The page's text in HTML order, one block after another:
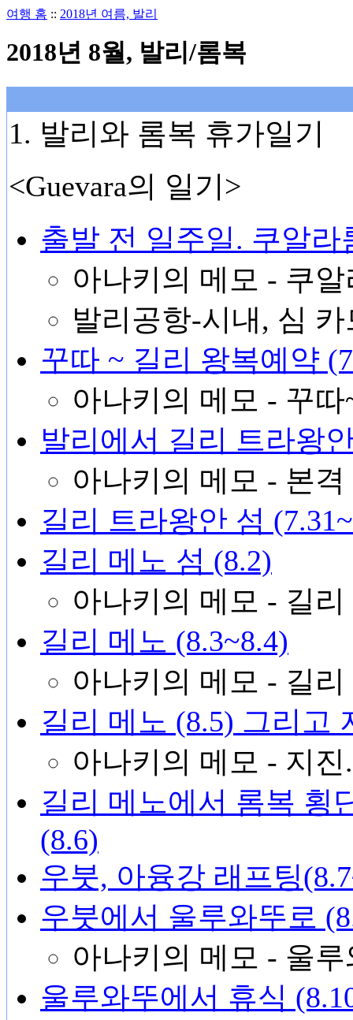
여행 홈 :: 2018년 여름, 발리
2018년 8월, 발리/롬복
1. 발리와 롬복 휴가일기
<Guevara의 일기>
출발 전 일주일. 쿠알라
아나키의 메모 - 쿠
발리공항-시내, 심 카
꾸따 ~ 길리 왕복예약
아나키의 메모 - 꾸
발리에서 길리 트라왕
아나키의 메모 - 본
길리 트라왕안 섬
길리 메노 섬 (8.2)
아나키의 메모 - 길
길리 메노 (8.3~8.4)
아나키의 메모 - 길
길리 메노 (8.5) 그리고
아나키의 메모 - 지진
길리 메노에서 롬복 횡
(8.6)
우붓, 아융강 래프팅
우붓에서 울루와뚜로
아나키의 메모 - 울
울루와뚜에서 휴식